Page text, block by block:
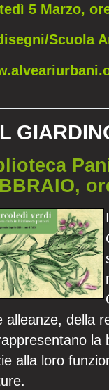
5 Marzo,
Scuola
alleanze, della
la
alla loro